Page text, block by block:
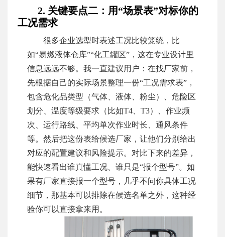
2. 关键要点二：用“场景表”对标你的
工况需求
很多企业选型时表述工况比较笼统，比
如“易燃液体仓库”“化工罐区”，这在专业设计里
信息远远不够。我一直建议用户：在找厂家前，
先根据自己的实际场景整理一份“工况需求表”，
包含危化品类型（气体、液体、粉尘）、危险区
划分、温度等级要求（比如T4、T3）、作业频
次、运行路线、平均单次作业时长、通风条件
等。然后把这份表给候选厂家，让他们分别给出
对应的配置建议和风险提示。对比下来的差异，
能快速看出谁真懂工况、谁只是“报个型号”。如
果有厂家直接报一个型号，几乎不问你具体工况
细节，那基本可以排除在候选名单之外，这种经
验你可以直接拿来用。